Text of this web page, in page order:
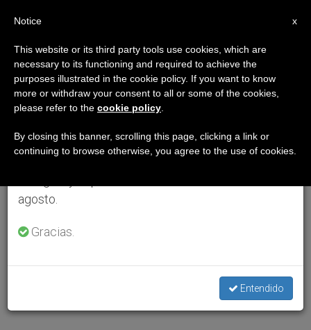
×
Aviso importante
Del 27 de julio al 7 de agosto haremos la pausa
anual, aprovechando que en el periodo de verano
se generan menos informaciones y también el
agosto.
Gracias.
Entendido
x
Notice
This website or its third party tools use cookies, which are
necessary to its functioning and required to achieve the
purposes illustrated in the cookie policy. If you want to know
more or withdraw your consent to all or some of the cookies,
please refer to the cookie policy
By closing this banner, scrolling this page, clicking a link or
continuing to browse otherwise, you agree to the use of cookies.